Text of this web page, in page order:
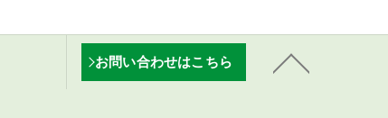
お問い合わせはこちら